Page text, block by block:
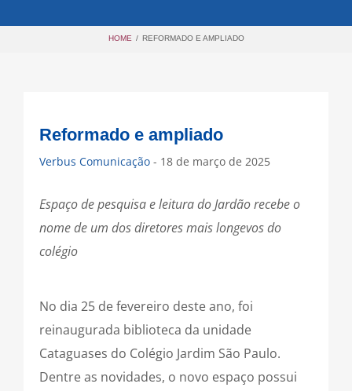
HOME / REFORMADO E AMPLIADO
Reformado e ampliado
Verbus Comunicação - 18 de março de 2025
Espaço de pesquisa e leitura do Jardão recebe o
nome de um dos diretores mais longevos do
colégio
No dia 25 de fevereiro deste ano, foi
reinaugurada biblioteca da unidade
Cataguases do Colégio Jardim São Paulo.
Dentre as novidades, o novo espaço possui